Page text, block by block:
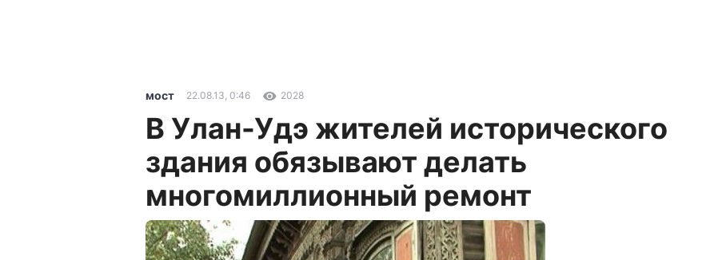
мост 22.08.13, 0:46 2028
В Улан-Удэ жителей исторического
здания обязывают делать
многомиллионный ремонт